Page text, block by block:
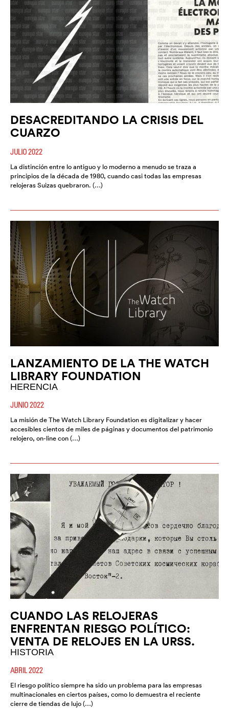
DESACREDITANDO LA CRISIS DEL
CUARZO
JULIO 2022
La distinción entre lo antiguo y lo moderno a menudo se traza a
principios de la década de 1980, cuando casi todas las empresas
relojeras Suizas quebraron. (…)
LANZAMIENTO DE LA THE WATCH
LIBRARY FOUNDATION
HERENCIA
JUNIO 2022
La misión de The Watch Library Foundation es digitalizar y hacer
accesibles cientos de miles de páginas y documentos del patrimonio
relojero, on-line con (…)
CUANDO LAS RELOJERAS
ENFRENTAN RIESGO POLÍTICO:
VENTA DE RELOJES EN LA URSS.
HISTORIA
ABRIL 2022
El riesgo político siempre ha sido un problema para las empresas
multinacionales en ciertos países, como lo demuestra el reciente
cierre de tiendas de lujo (…)